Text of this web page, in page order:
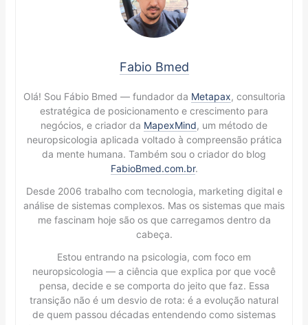
Fabio Bmed
Olá! Sou Fábio Bmed — fundador da Metapax, consultoria
estratégica de posicionamento e crescimento para
negócios, e criador da MapexMind, um método de
neuropsicologia aplicada voltado à compreensão prática
da mente humana. Também sou o criador do blog
FabioBmed.com.br.
Desde 2006 trabalho com tecnologia, marketing digital e
análise de sistemas complexos. Mas os sistemas que mais
me fascinam hoje são os que carregamos dentro da
cabeça.
Estou entrando na psicologia, com foco em
neuropsicologia — a ciência que explica por que você
pensa, decide e se comporta do jeito que faz. Essa
transição não é um desvio de rota: é a evolução natural
de quem passou décadas entendendo como sistemas